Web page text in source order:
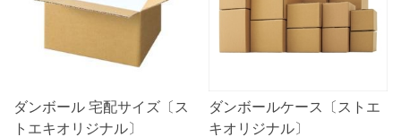
ダンボール 宅配サイズ〔ス
トエキオリジナル〕
ダンボールケース〔ストエ
キオリジナル〕